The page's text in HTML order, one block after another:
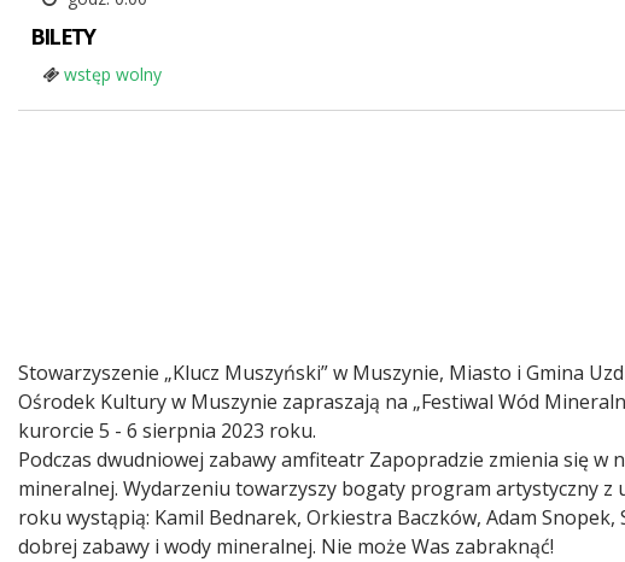
BILETY
wstęp wolny
Stowarzyszenie „Klucz Muszyński” w Muszynie, Miasto i Gmina
Ośrodek Kultury w Muszynie zapraszają na „Festiwal Wód
kurorcie 5 - 6 sierpnia 2023 roku.
Podczas dwudniowej zabawy amfiteatr Zapopradzie zmienia się
mineralnej. Wydarzeniu towarzyszy bogaty program artystyczny z
roku wystąpią: Kamil Bednarek, Orkiestra Baczków, Adam
dobrej zabawy i wody mineralnej. Nie może Was zabraknąć!
Interreg